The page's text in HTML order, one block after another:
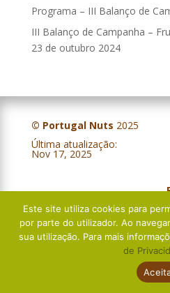
Programa – III Balanço de
III Balanço de Campanha –
23 de outubro 2024
© Portugal Nuts 2025
Última atualização:
Nov 17, 2025
Este site utiliza cookies para
por parte do utilizador. Ao
sua utilização. Para mais
de